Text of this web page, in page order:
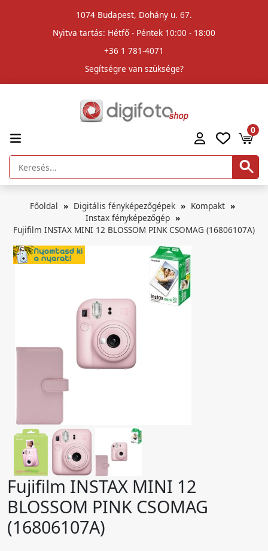
1074 Budapest, Dohány u. 67.
Nyitva tartás: Hétfő - Péntek 10:00 - 18:00
+36 1 781-4071
Segítségre van szüksége?
0
Főoldal Digitális fényképezőgépek
Kompakt
Instax fényképezőgép
Fujifilm INSTAX MINI 12 BLOSSOM PINK CSOMAG (16806107A)
Fujifilm INSTAX MINI 12
BLOSSOM PINK CSOMAG
(16806107A)